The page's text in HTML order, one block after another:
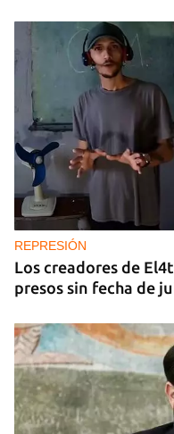
REPRESIÓN
Los creadores de
presos sin fecha de